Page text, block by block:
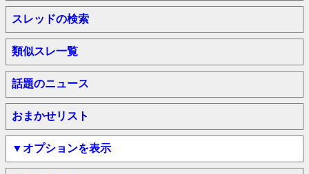
スレッドの検索
類似スレ一覧
話題のニュース
おまかせリスト
▼オプションを表示